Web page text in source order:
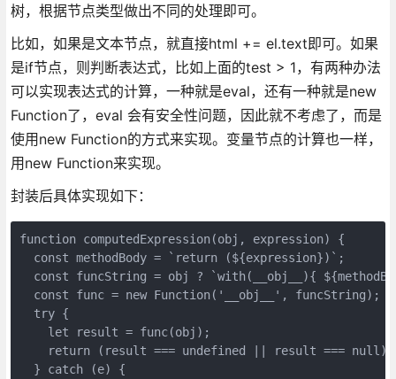
树，根据节点类型做出不同的处理即可。
比如，如果是文本节点，就直接html += el.text即可。如果
是if节点，则判断表达式，比如上面的test > 1，有两种办法
可以实现表达式的计算，一种就是eval，还有一种就是new
Function了，eval 会有安全性问题，因此就不考虑了，而是
使用new Function的方式来实现。变量节点的计算也一样，
用new Function来实现。
封装后具体实现如下：
function computedExpression(obj, expression) {
  const methodBody = `return (${expression})`;
const funcString = obj ? `with(__obj__){
  const func = new Function('__obj__', funcString);
  try {
    let result = func(obj);
return (result === undefined || result === null)
  } catch (e) {